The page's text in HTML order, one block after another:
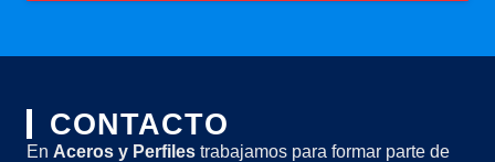
CONTACTO
En Aceros y Perfiles trabajamos para formar parte de